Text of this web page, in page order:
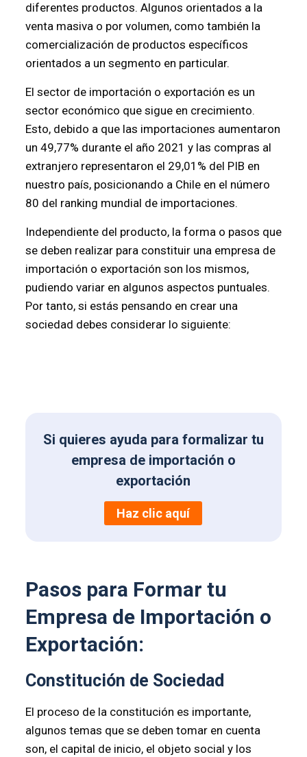
diferentes productos. Algunos orientados a la
venta masiva o por volumen, como también la
comercialización de productos específicos
orientados a un segmento en particular.
El sector de importación o exportación es un
sector económico que sigue en crecimiento.
Esto, debido a que las importaciones aumentaron
un 49,77% durante el año 2021 y las compras al
extranjero representaron el 29,01% del PIB en
nuestro país, posicionando a Chile en el número
80 del ranking mundial de importaciones.
Independiente del producto, la forma o pasos que
se deben realizar para constituir una empresa de
importación o exportación son los mismos,
pudiendo variar en algunos aspectos puntuales.
Por tanto, si estás pensando en crear una
sociedad debes considerar lo siguiente:
Si quieres ayuda para formalizar tu
empresa de importación o
exportación
Haz clic aquí
Pasos para Formar tu
Empresa de Importación o
Exportación:
Constitución de Sociedad
El proceso de la constitución es importante,
algunos temas que se deben tomar en cuenta
son, el capital de inicio, el objeto social y los